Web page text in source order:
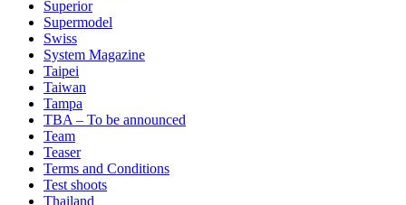
Superior
Supermodel
Swiss
System Magazine
Taipei
Taiwan
Tampa
TBA – To be announced
Team
Teaser
Terms and Conditions
Test shoots
Thailand